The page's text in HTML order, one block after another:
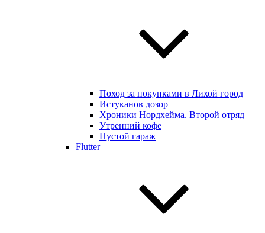
Поход за покупками в Лихой город
Истуканов дозор
Хроники Нордхейма. Второй отряд
Утренний кофе
Пустой гараж
Flutter